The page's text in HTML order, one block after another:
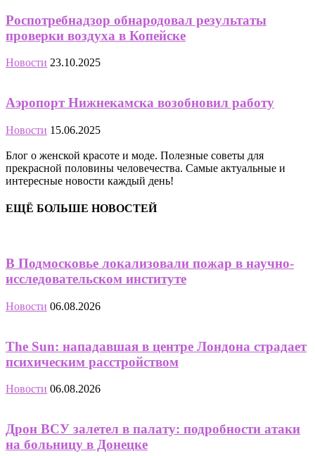
Роспотребнадзор обнародовал результаты
проверки воздуха в Копейске
Новости 23.10.2025
Аэропорт Нижнекамска возобновил работу
Новости 15.06.2025
Блог о женской красоте и моде. Полезные советы для
прекрасной половины человечества. Самые актуальные и
интересные новости каждый день!
ЕЩЁ БОЛЬШЕ НОВОСТЕЙ
В Подмосковье локализовали пожар в научно-
исследовательском институте
Новости 06.08.2026
The Sun: нападавшая в центре Лондона страдает
психическим расстройством
Новости 06.08.2026
Дрон ВСУ залетел в палату: подробности атаки
на больницу в Донецке